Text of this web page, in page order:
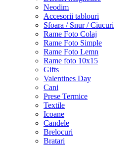
Neodim
Accesorii tablouri
Sfoara / Snur / Ciucuri
Rame Foto Colaj
Rame Foto Simple
Rame Foto Lemn
Rame foto 10x15
Gifts
Valentines Day
Cani
Prese Termice
Textile
Icoane
Candele
Brelocuri
Bratari